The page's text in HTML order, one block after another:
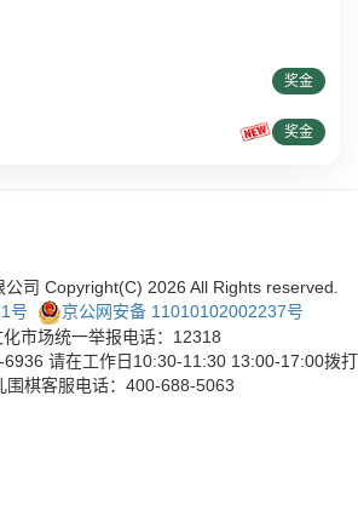
奖金
奖金
公司 Copyright(C) 2026 All Rights reserved.
号
京公网安备 11010102002237号
市场统一举报电话：12318
请在工作日10:30-11:30 13:00-17:00拨打
围棋客服电话：400-688-5063